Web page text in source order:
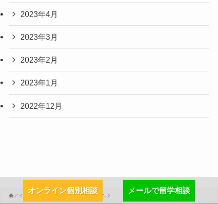
2023年4月
2023年3月
2023年2月
2023年1月
2022年12月
オンライン個別相談 メールで留学相談
アイルランド留学情報トップ 留学コラム